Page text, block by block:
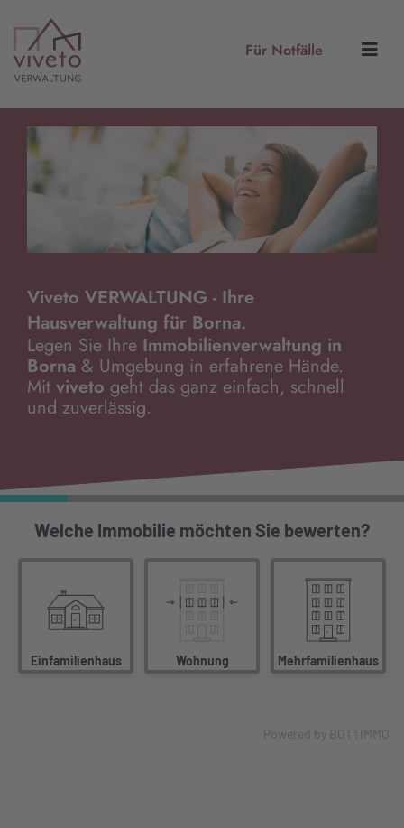
Für Notfälle
Viveto VERWALTUNG - Ihre
Hausverwaltung für Borna.
Legen Sie Ihre Immobilienverwaltung in
Borna & Umgebung in erfahrene Hände.
Mit viveto geht das ganz einfach, schnell
und zuverlässig.